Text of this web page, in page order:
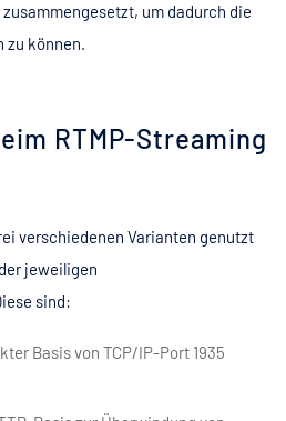
um dadurch die
zu können.
RTMP-Streaming
verschiedenen Varianten genutzt
jeweiligen
sind:
Basis von TCP/IP-Port 1935